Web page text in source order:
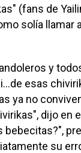
(fans de
solía llamar
y
esas
ya no
dijo en
bebecitas?",
su